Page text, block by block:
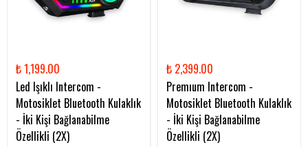
₺ 1,199.00
Led Işıklı Intercom -
Motosiklet Bluetooth Kulaklık
- İki Kişi Bağlanabilme
Özellikli (2X)
₺ 2,399.00
Premıum Intercom -
Motosiklet Bluetooth Kulaklık
- İki Kişi Bağlanabilme
Özellikli (2X)